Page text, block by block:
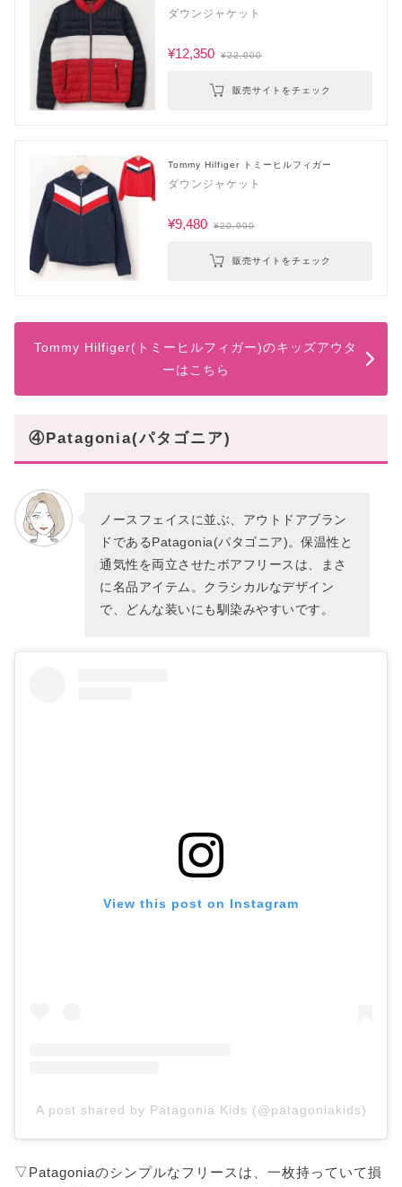
ダウンジャケット
¥12,350 ¥22,000
販売サイトをチェック
Tommy Hilfiger トミーヒルフィガー
ダウンジャケット
¥9,480 ¥20,900
販売サイトをチェック
Tommy Hilfiger(トミーヒルフィガー)のキッズアウタ
ーはこちら
④Patagonia(パタゴニア)
ノースフェイスに並ぶ、アウトドアブラン
ドであるPatagonia(パタゴニア)。保温性と
通気性を両立させたボアフリースは、まさ
に名品アイテム。クラシカルなデザイン
で、どんな装いにも馴染みやすいです。
View this post on Instagram
A post shared by Patagonia Kids (@patagoniakids)
▽Patagoniaのシンプルなフリースは、一枚持っていて損